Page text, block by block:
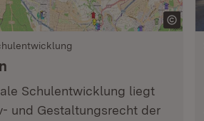
Schulentwicklung liegt
und Gestaltungsrecht der